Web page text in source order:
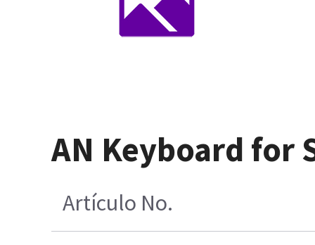
AN Keyboard for
Artículo No.